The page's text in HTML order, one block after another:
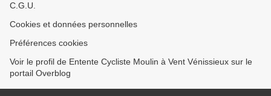
C.G.U.
Cookies et données personnelles
Préférences cookies
Voir le profil de Entente Cycliste Moulin à Vent Vénissieux sur le
portail Overblog